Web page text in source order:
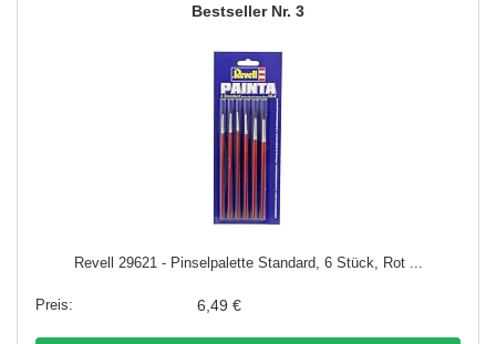
3
Revell 29621 - Pinselpalette Standard, 6 Stück, Rot ...
6,49 €